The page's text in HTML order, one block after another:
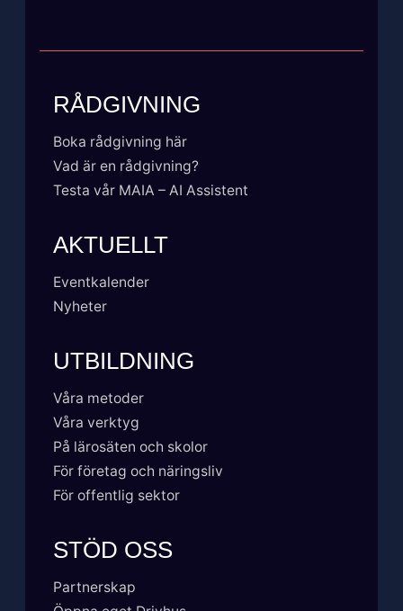
RÅDGIVNING
Boka rådgivning här
Vad är en rådgivning?
Testa vår MAIA – AI Assistent
AKTUELLT
Eventkalender
Nyheter
UTBILDNING
Våra metoder
Våra verktyg
På lärosäten och skolor
För företag och näringsliv
För offentlig sektor
STÖD OSS
Partnerskap